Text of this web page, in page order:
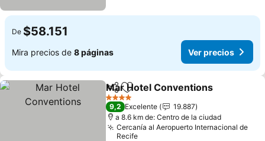
De $58.151
Mira precios de 8 páginas Ver precios
CompartirAgregar a favoritos
Mar Hotel Conventions
4 Estrellas
9,2 Excelente
19.887
a 8.6 km de: Centro de la ciudad
Cercanía al Aeropuerto Internacional de
Recife